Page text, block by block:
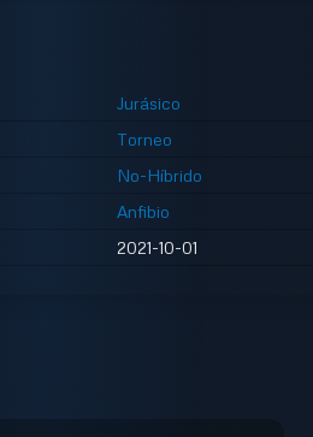
Jurásico
Torneo
No-Híbrido
Anfibio
2021-10-01